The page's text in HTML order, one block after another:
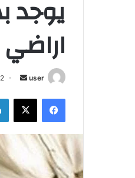
يوجد
user
أرسل 2 أغسطس، 2023
فيسبوك ‫X